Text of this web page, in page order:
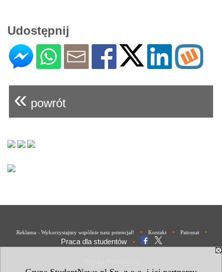
Udostępnij
« powrót
Reklama - Wykorzystajmy wspólnie nasz potencjał! • Kontakt • Patronat •
Praca dla studentów •